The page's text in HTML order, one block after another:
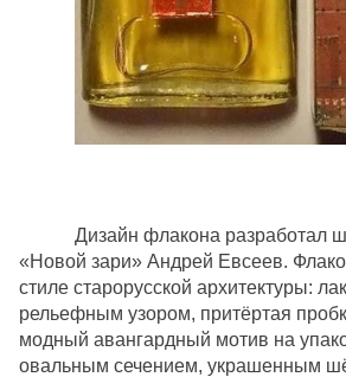
Дизайн флакона разработал
«Новой зари» Андрей Евсеев.
стиле старорусской архитектуры:
рельефным узором, притёртая
модный авангардный мотив на
овальным сечением, украшенным